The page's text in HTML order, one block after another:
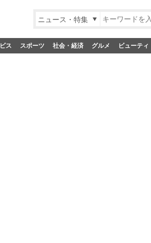
ニュース・特集
ス スポーツ 社会・経済 グルメ ビューティ